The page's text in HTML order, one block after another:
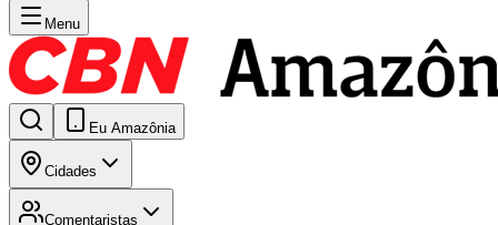
Menu
Eu Amazônia
Cidades
Comentaristas